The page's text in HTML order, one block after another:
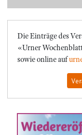
Die Einträge des
«Urner
sowie online auf